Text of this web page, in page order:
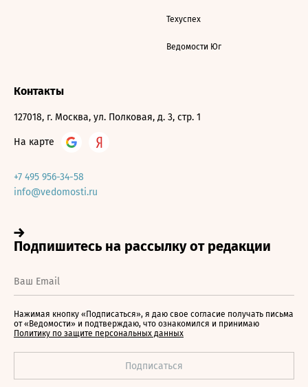
Техуспех
Ведомости Юг
Контакты
127018, г. Москва, ул. Полковая, д. 3, стр. 1
На карте
+7 495 956-34-58
info@vedomosti.ru
Нажимая кнопку «Подписаться», я даю свое согласие получать письма
от «Ведомости» и подтверждаю, что ознакомился и принимаю
Политику по защите персональных данных